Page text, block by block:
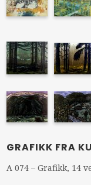
GRAFIKK FRA
A 074 – Grafikk, 14